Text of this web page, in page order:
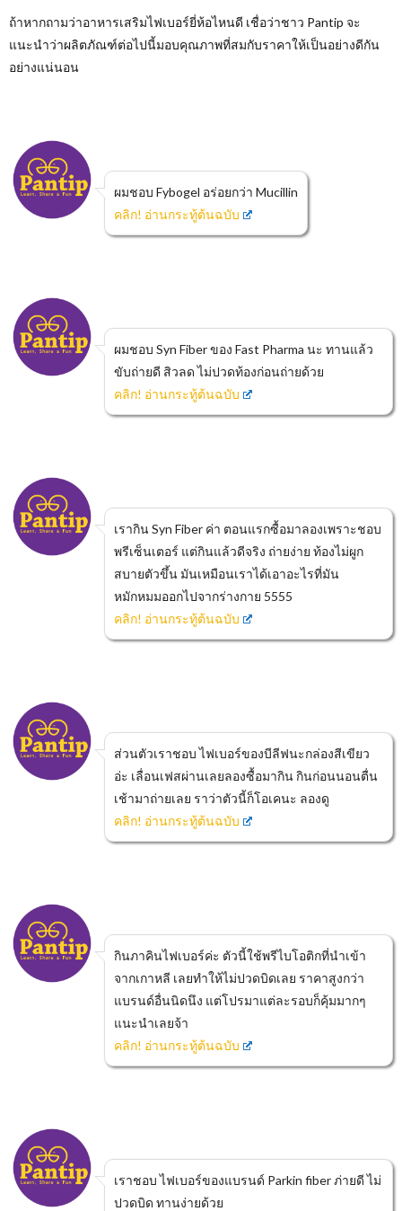
ถ้าหากถามว่าอาหารเสริมไฟเบอร์ยี่ห้อไหนดี เชื่อว่าชาว Pantip จะ
แนะนำว่าผลิตภัณฑ์ต่อไปนี้มอบคุณภาพที่สมกับราคาให้เป็นอย่างดีกัน
อย่างแน่นอน
ผมชอบ Fybogel อร่อยกว่า Mucillin
คลิก! อ่านกระทู้ต้นฉบับ
ผมชอบ Syn Fiber ของ Fast Pharma นะ ทานแล้ว
ขับถ่ายดี สิวลด ไม่ปวดท้องก่อนถ่ายด้วย
คลิก! อ่านกระทู้ต้นฉบับ
เรากิน Syn Fiber ค่า ตอนแรกซื้อมาลองเพราะชอบ
พรีเซ็นเตอร์ แต่กินแล้วดีจริง ถ่ายง่าย ท้องไม่ผูก
สบายตัวขึ้น มันเหมือนเราได้เอาอะไรที่มัน
หมักหมมออกไปจากร่างกาย 5555
คลิก! อ่านกระทู้ต้นฉบับ
ส่วนตัวเราชอบ ไฟเบอร์ของบีลีฟนะกล่องสีเขียว
อ่ะ เลื่อนเฟสผ่านเลยลองซื้อมากิน กินก่อนนอนตื่น
เช้ามาถ่ายเลย ราว่าตัวนี้ก็โอเคนะ ลองดู
คลิก! อ่านกระทู้ต้นฉบับ
กินภาคินไฟเบอร์ค่ะ ตัวนี้ใช้พรีไบโอติกที่นำเข้า
จากเกาหลี เลยทำให้ไม่ปวดบิดเลย ราคาสูงกว่า
แบรนด์อื่นนิดนึง แต่โปรมาแต่ละรอบก็คุ้มมากๆ
แนะนำเลยจ้า
คลิก! อ่านกระทู้ต้นฉบับ
เราชอบ ไฟเบอร์ของแบรนด์ Parkin fiber ภ่ายดี ไม่
ปวดบิด ทานง่ายด้วย